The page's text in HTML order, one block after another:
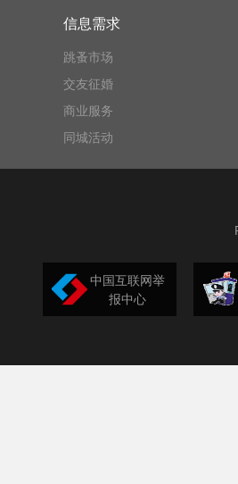
信息需求
跳蚤市场
交友征婚
商业服务
同城活动
中国互联网举
报中心